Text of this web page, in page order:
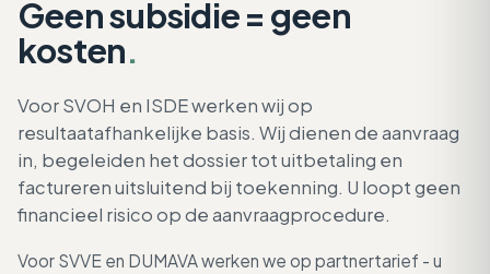
Geen subsidie = geen
kosten.
Voor SVOH en ISDE werken wij op
resultaatafhankelijke basis. Wij dienen de aanvraag
in, begeleiden het dossier tot uitbetaling en
factureren uitsluitend bij toekenning. U loopt geen
financieel risico op de aanvraagprocedure.
Voor SVVE en DUMAVA werken we op partnertarief - u